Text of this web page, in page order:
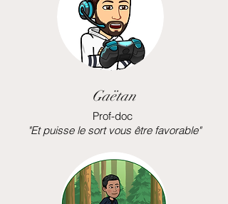
Gaëtan
Prof-doc
"Et puisse le sort vous être favorable"